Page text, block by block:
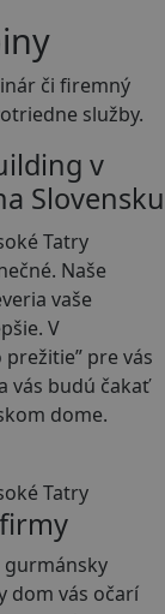
či firemný
služby.
v
Slovensku
Naše
vaše
V
pre vás
vás budú čakať
dome.
gurmánsky
dom vás očarí